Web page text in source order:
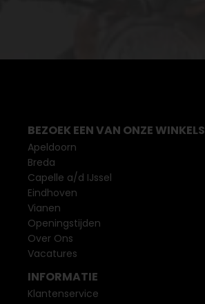
BEZOEK EEN VAN ONZE WINKELS
Apeldoorn
Breda
Capelle a/d IJssel
Eindhoven
Vianen
Openingstijden
Over Ons
Vacatures
INFORMATIE
Klantenservice